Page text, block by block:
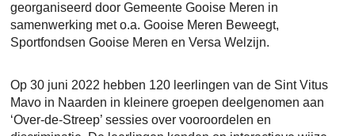
georganiseerd door Gemeente Gooise Meren in
samenwerking met o.a. Gooise Meren Beweegt,
Sportfondsen Gooise Meren en Versa Welzijn.
Op 30 juni 2022 hebben 120 leerlingen van de Sint Vitus
Mavo in Naarden in kleinere groepen deelgenomen aan
‘Over-de-Streep’ sessies over vooroordelen en